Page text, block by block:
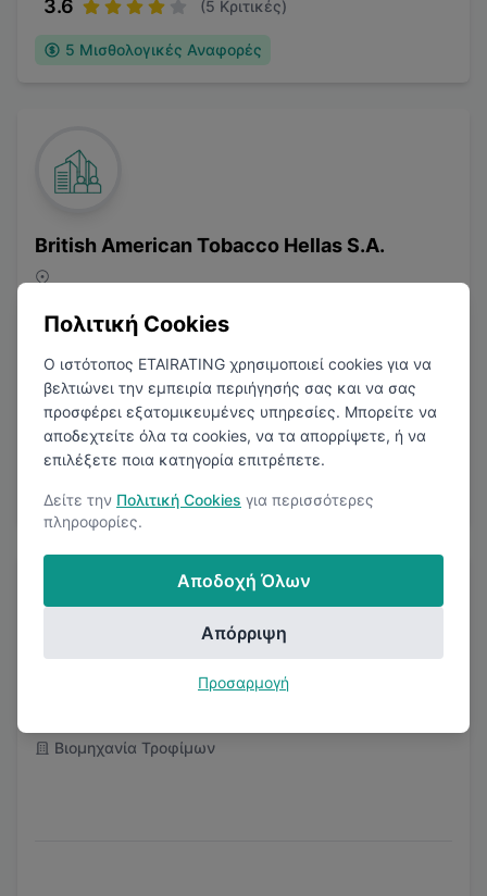
3.6 (5 Κριτικές)
5 Μισθολογικές Αναφορές
British American Tobacco Hellas S.A.
4.5
Βιομηχανία Τροφίμων
Πολιτική Cookies
Ο ιστότοπος ETAIRATING χρησιμοποιεί cookies για να
βελτιώνει την εμπειρία περιήγησής σας και να σας
προσφέρει εξατομικευμένες υπηρεσίες. Μπορείτε να
αποδεχτείτε όλα τα cookies, να τα απορρίψετε, ή να
επιλέξετε ποια κατηγορία επιτρέπετε.
Δείτε την Πολιτική Cookies για περισσότερες
πληροφορίες.
Αποδοχή Όλων
Απόρριψη
Προσαρμογή